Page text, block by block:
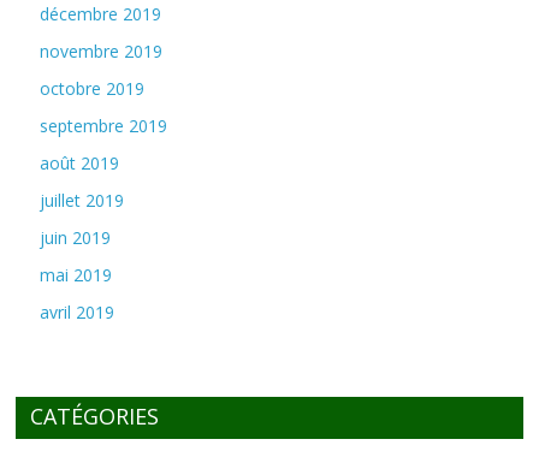
décembre 2019
novembre 2019
octobre 2019
septembre 2019
août 2019
juillet 2019
juin 2019
mai 2019
avril 2019
CATÉGORIES